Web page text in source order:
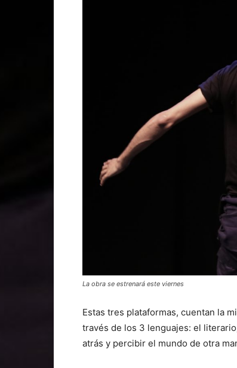
La obra se estrenará este viernes
Estas tres plataformas, cuentan la
través de los 3 lenguajes: el
atrás y percibir el mundo de otra